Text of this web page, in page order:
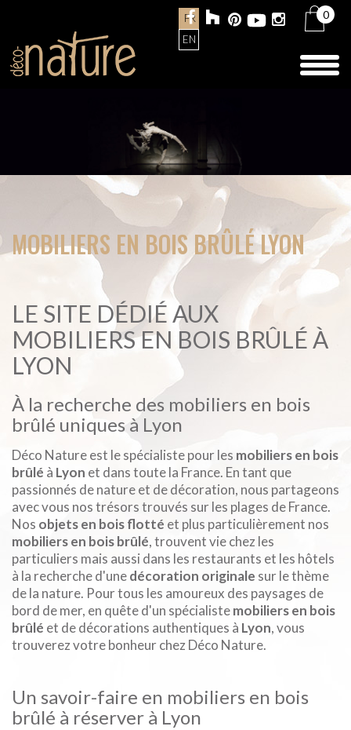
FR
EN
0
MOBILIERS EN BOIS BRÛLÉ LYON
LE SITE DÉDIÉ AUX
MOBILIERS EN BOIS BRÛLÉ À
LYON
À la recherche des mobiliers en bois
brûlé uniques à Lyon
Déco Nature est le spécialiste pour les mobiliers en bois
brûlé à Lyon et dans toute la France. En tant que
passionnés de nature et de décoration, nous partageons
avec vous nos trésors trouvés sur les plages de France.
Nos objets en bois flotté et plus particulièrement nos
mobiliers en bois brûlé, trouvent vie chez les
particuliers mais aussi dans les restaurants et les hôtels
à la recherche d'unedécoration originale sur le thème
de la nature. Pour tous les amoureux des paysages de
bord de mer, en quête d'un spécialistemobiliers en bois
brûlé et de décorations authentiques à Lyon, vous
trouverez votre bonheur chez Déco Nature.
Un savoir-faire en mobiliers en bois
brûlé à réserver à Lyon